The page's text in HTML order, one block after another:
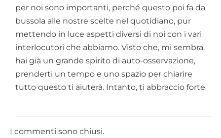
per noi sono importanti, perché questo poi fa da
bussola alle nostre scelte nel quotidiano, pur
mettendo in luce aspetti diversi di noi con i vari
interlocutori che abbiamo. Visto che, mi sembra,
hai già un grande spirito di auto-osservazione,
prenderti un tempo e uno spazio per chiarire
tutto questo ti aiuterà. Intanto, ti abbraccio forte
I commenti sono chiusi.